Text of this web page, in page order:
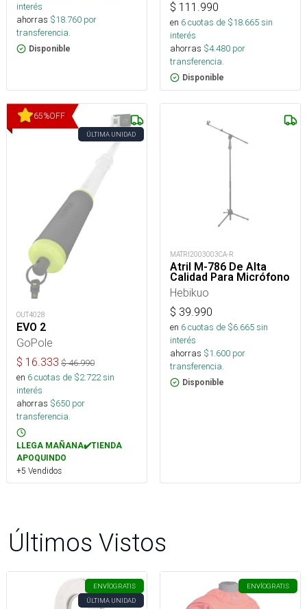
interés
ahorras $18.760 por
transferencia.
Disponible
$ 111.990
en 6cuotas de $18.665sin
interés
ahorras $4.480 por
transferencia.
Disponible
65%OFF
ÚLTIMA UNIDAD
OUT4028
EVO 2
GoPole
$ 16.333 $46.990
en 6cuotas de $2.722sin
interés
ahorras $650 por
transferencia.
LLEGA MAÑANA✔️TIENDA
APOQUINDO
+5 Vendidos
MATRI2003003CA-R
Atril M-786 De Alta
Calidad Para Micrófono
Hebikuo
$ 39.990
en 6cuotas de $6.665sin
interés
ahorras $1.600 por
transferencia.
Disponible
Últimos Vistos
ENVÍOGRATIS
ÚLTIMA UNIDAD
ENVÍOGRATIS